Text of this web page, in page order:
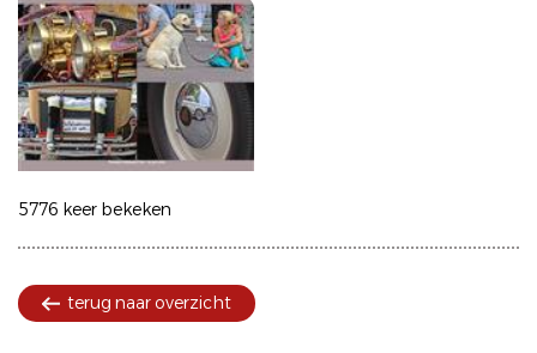
5776 keer bekeken
terug naar overzicht